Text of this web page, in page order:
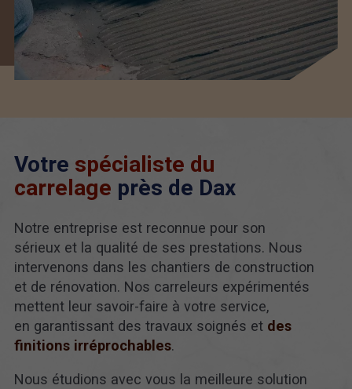
Votre spécialiste du
carrelage près de Dax
Notre entreprise est reconnue pour son
sérieux et la qualité de ses prestations. Nous
intervenons dans les chantiers de construction
et de rénovation. Nos carreleurs expérimentés
mettent leur savoir-faire à votre service,
en garantissant des travaux soignés et des
finitions irréprochables.
Nous étudions avec vous la meilleure solution